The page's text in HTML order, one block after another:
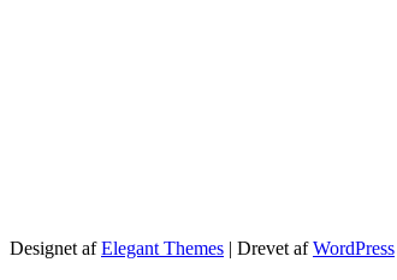
Designet afElegant Themes | Drevet afWordPress